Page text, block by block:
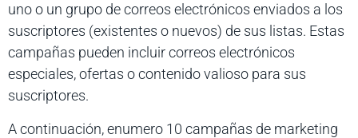
uno o un grupo de correos electrónicos enviados a los
suscriptores (existentes o nuevos) de sus listas. Estas
campañas pueden incluir correos electrónicos
especiales, ofertas o contenido valioso para sus
suscriptores.
A continuación, enumero 10 campañas de marketing